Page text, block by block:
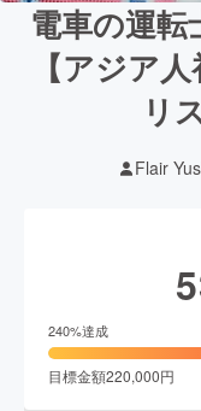
電車の運
【アジア
リ
Flair
240%達成
目標金額220,000円